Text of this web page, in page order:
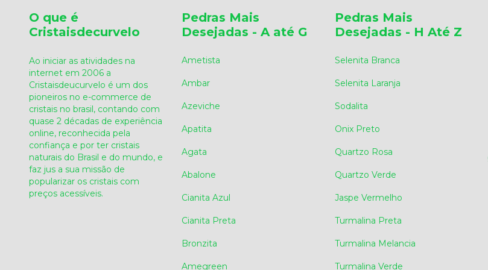
O que é
Cristaisdecurvelo
Ao iniciar as atividades na
internet em 2006 a
Cristaisdeucurvelo é um dos
pioneiros no e-commerce de
cristais no brasil, contando com
quase 2 décadas de experiência
online, reconhecida pela
confiança e por ter cristais
naturais do Brasil e do mundo, e
faz jus a sua missão de
popularizar os cristais com
preços acessíveis.
Pedras Mais
Desejadas - A até G
Ametista
Ambar
Azeviche
Apatita
Agata
Abalone
Cianita Azul
Cianita Preta
Bronzita
Amegreen
Pedras Mais
Desejadas - H Até Z
Selenita Branca
Selenita Laranja
Sodalita
Onix Preto
Quartzo Rosa
Quartzo Verde
Jaspe Vermelho
Turmalina Preta
Turmalina Melancia
Turmalina Verde